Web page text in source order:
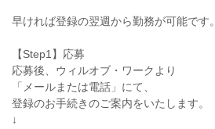
早ければ登録の翌週から勤務が可能です。
【Step1】応募
応募後、ウィルオブ・ワークより
「メールまたは電話」にて、
登録のお手続きのご案内をいたします。
↓